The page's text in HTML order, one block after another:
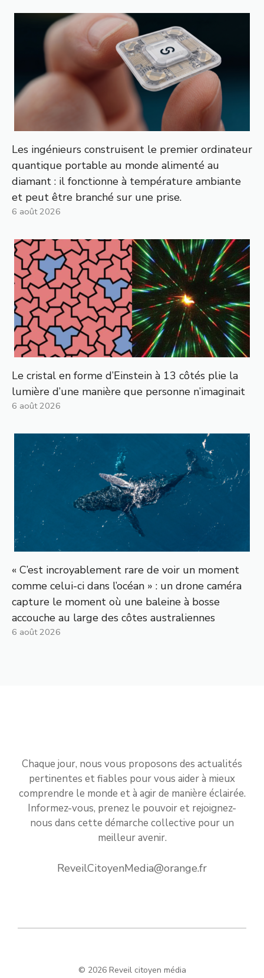
Les ingénieurs construisent le premier ordinateur
quantique portable au monde alimenté au
diamant : il fonctionne à température ambiante
et peut être branché sur une prise.
6 août 2026
Le cristal en forme d’Einstein à 13 côtés plie la
lumière d’une manière que personne n’imaginait
6 août 2026
« C’est incroyablement rare de voir un moment
comme celui-ci dans l’océan » : un drone caméra
capture le moment où une baleine à bosse
accouche au large des côtes australiennes
6 août 2026
Chaque jour, nous vous proposons des actualités
pertinentes et fiables pour vous aider à mieux
comprendre le monde et à agir de manière éclairée.
Informez-vous, prenez le pouvoir et rejoignez-
nous dans cette démarche collective pour un
meilleur avenir.
ReveilCitoyenMedia@orange.fr
© 2026 Reveil citoyen média